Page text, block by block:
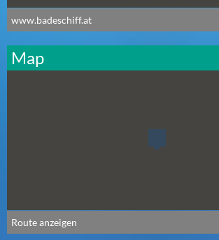
T
E
R
S
)
www.badeschiff.at
Map
Route anzeigen